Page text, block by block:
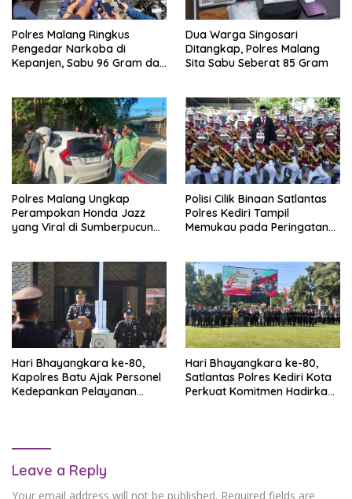
Polres Malang Ringkus
Pengedar Narkoba di
Kepanjen, Sabu 96 Gram dan
Dua Warga Singosari
Ditangkap, Polres Malang
Sita Sabu Seberat 85 Gram
Polres Malang Ungkap
Perampokan Honda Jazz
yang Viral di Sumberpucung,
Polisi Cilik Binaan Satlantas
Polres Kediri Tampil
Memukau pada Peringatan
Hari Bhayangkara ke-80,
Kapolres Batu Ajak Personel
Kedepankan Pelayanan
Hari Bhayangkara ke-80,
Satlantas Polres Kediri Kota
Perkuat Komitmen Hadirkan
Leave a Reply
Your email address will not be published. Required fields are